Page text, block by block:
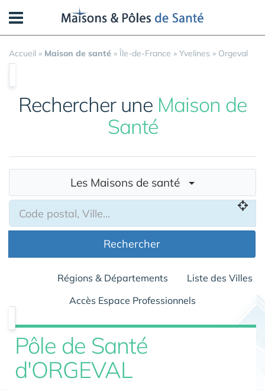
Accueil » Maison de santé » Île-de-France » Yvelines » Orgeval
Rechercher une Maison de
Santé
Les Maisons de santé
Rechercher
Régions & Départements
Liste des Villes
Accès Espace Professionnels
Pôle de Santé
d'ORGEVAL
Panneau de gestion des cookies